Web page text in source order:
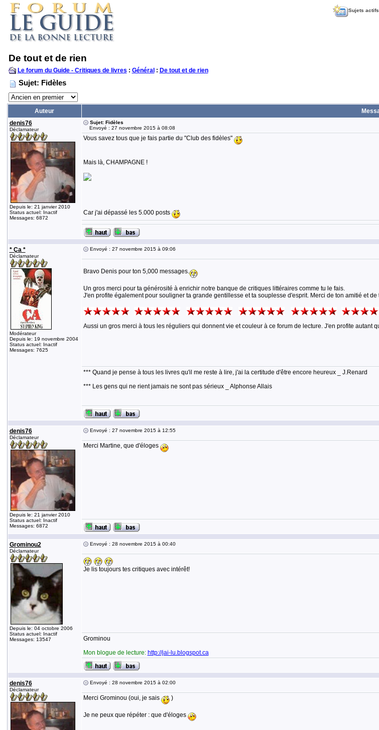
Sujets actifs
De tout et de rien
Le forum du Guide - Critiques de livres : Général : De tout et de rien
Sujet: Fidèles
Auteur
denis76
Déclamateur
Depuis le: 21 janvier 2010
Status actuel: Inactif
Messages: 6872
Sujet: Fidèles
Envoyé : 27 novembre 2015 à 08:08
Vous savez tous que je fais partie du "Club des fidèles"
Mais là, CHAMPAGNE !
Car j'ai dépassé les 5.000 posts
* Ça *
Déclamateur
Modérateur
Depuis le: 19 novembre 2004
Status actuel: Inactif
Messages: 7625
Envoyé : 27 novembre 2015 à 09:06
Bravo Denis pour ton 5,000 messages.
Un gros merci pour ta générosité à enrichir notre banque de critiques littéraires comme tu le fais.
J'en profite également pour souligner ta grande gentillesse et ta souplesse d'esprit. Merci de ton amitié et
Aussi un gros merci à tous les réguliers qui donnent vie et couleur à ce forum de lecture. J'en profite autant
*** Quand je pense à tous les livres qu'il me reste à lire, j'ai la certitude d'être encore heureux _ J.Renard
*** Les gens qui ne rient jamais ne sont pas sérieux _ Alphonse Allais
denis76
Déclamateur
Depuis le: 21 janvier 2010
Status actuel: Inactif
Messages: 6872
Envoyé : 27 novembre 2015 à 12:55
Merci Martine, que d'éloges
Grominou2
Déclamateur
Depuis le: 04 octobre 2006
Status actuel: Inactif
Messages: 13547
Envoyé : 28 novembre 2015 à 00:40
Je lis toujours tes critiques avec intérêt!
Grominou
Mon blogue de lecture: http://jai-lu.blogspot.ca
denis76
Déclamateur
Envoyé : 28 novembre 2015 à 02:00
Merci Grominou (oui, je sais )
Je ne peux que répéter : que d'éloges